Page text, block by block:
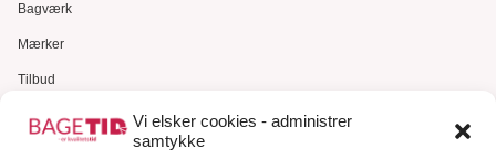
Vi elsker cookies - administrer
samtykke
Bagværk
Mærker
Tilbud
Gavekort
Kundeservice